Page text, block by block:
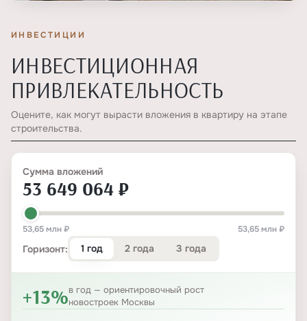
ИНВЕСТИЦИИ
ИНВЕСТИЦИОННАЯ
ПРИВЛЕКАТЕЛЬНОСТЬ
Оцените, как могут вырасти вложения в квартиру на этапе
строительства.
Сумма вложений
53 649 064 ₽
53,65 млн ₽ 53,65 млн ₽
Горизонт: 1 год 2 года 3 года
+13%в год — ориентировочный рост
новостроек Москвы